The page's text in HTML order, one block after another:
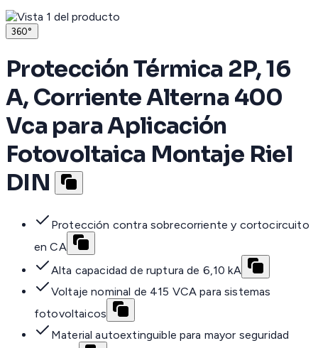
360°
Protección Térmica 2P, 16
A, Corriente Alterna 400
Vca para Aplicación
Fotovoltaica Montaje Riel
DIN
Protección contra sobrecorriente y cortocircuito
en CA
Alta capacidad de ruptura de 6,10 kA
Voltaje nominal de 415 VCA para sistemas
fotovoltaicos
Material autoextinguible para mayor seguridad